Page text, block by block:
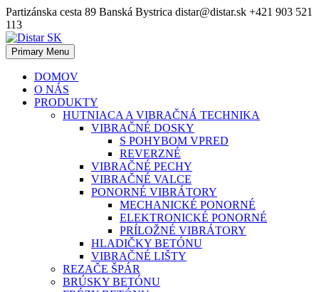
Skip
to
content
Partizánska cesta 89 Banská Bystrica distar@distar.sk +421 903 521
113
Distar SK
Priemyselná diamantová technika
Primary Menu
DOMOV
O NÁS
PRODUKTY
HUTNIACA A VIBRAČNÁ TECHNIKA
VIBRAČNÉ DOSKY
S POHYBOM VPRED
REVERZNÉ
VIBRAČNÉ PECHY
VIBRAČNÉ VALCE
PONORNÉ VIBRÁTORY
MECHANICKÉ PONORNÉ
ELEKTRONICKÉ PONORNÉ
PRÍLOŽNÉ VIBRÁTORY
HLADIČKY BETÓNU
VIBRAČNÉ LIŠTY
REZAČE ŠPÁR
BRÚSKY BETÓNU